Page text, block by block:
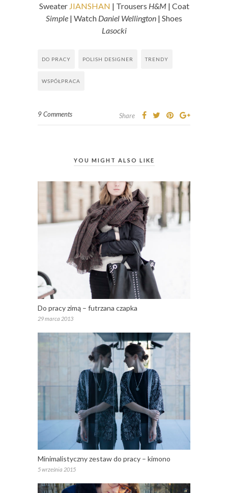
Sweater JIANSHAN | Trousers H&M| Coat
Simple | Watch Daniel Wellington | Shoes
Lasocki
DO PRACY POLISH DESIGNER TRENDY
WSPÓŁPRACA
9 Comments Share
YOU MIGHT ALSO LIKE
Do pracy zimą – futrzana czapka
29 marca 2013
Minimalistyczny zestaw do pracy – kimono
5 września 2015